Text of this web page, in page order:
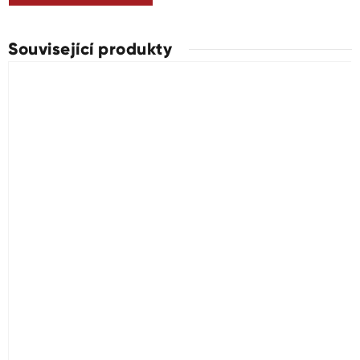
Související produkty